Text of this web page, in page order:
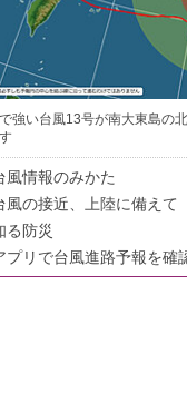
強い台風13号が南大東島の
風情報のみかた
風の接近、上陸に備えて
る防災
プリで台風進路予報を確